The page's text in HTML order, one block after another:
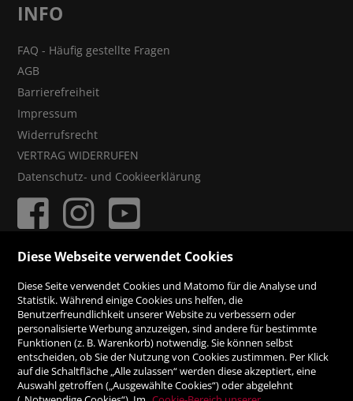
INFO
FAQ - Häufig gestellte Fragen
AGB
Barrierefreiheit
Impressum
Widerrufsrecht
VERTRAG WIDERRUFEN
Datenschutz- und Cookieerklärung
Rechnung
Vorauskasse
Diese Webseite verwendet Cookies
Diese Seite verwendet Cookies und Matomo für die Analyse und
Statistik. Während einige Cookies uns helfen, die
Benutzerfreundlichkeit unserer Website zu verbessern oder
personalisierte Werbung anzuzeigen, sind andere für bestimmte
Funktionen (z. B. Warenkorb) notwendig. Sie können selbst
entscheiden, ob Sie der Nutzung von Cookies zustimmen. Per Klick
auf die Schaltfläche „Alle zulassen“ werden diese akzeptiert, eine
Auswahl getroffen („Ausgewählte Cookies“) oder abgelehnt